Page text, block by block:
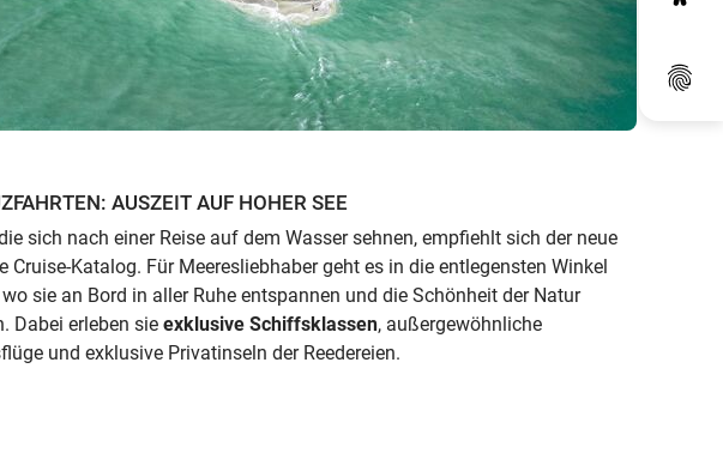
AUSZEIT AUF HOHER SEE
sich nach einer Reise auf dem Wasser sehnen, empfiehlt sich der neue
Cruise-Katalog. Für Meeresliebhaber geht es in die entlegensten Winkel
sie an Bord in aller Ruhe entspannen und die Schönheit der Natur
Dabei erleben sie exklusive Schiffsklassen, außergewöhnliche
und exklusive Privatinseln der Reedereien.